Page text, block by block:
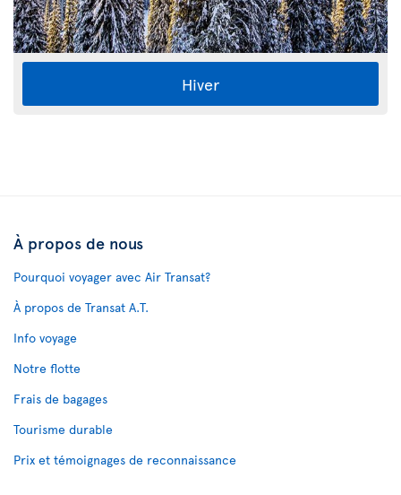
Hiver
À propos de nous
Pourquoi voyager avec Air Transat?
À propos de Transat A.T.
Info voyage
Notre flotte
Frais de bagages
Tourisme durable
Prix et témoignages de reconnaissance